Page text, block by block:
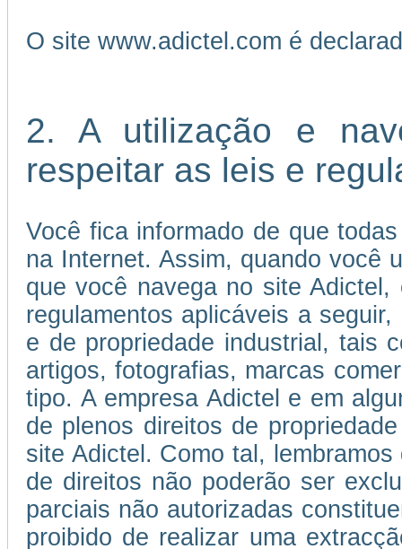
O site www.adictel.com é
2. A utilização e
respeitar as leis e
Você fica informado de que
na Internet. Assim, quando você
que você navega no site
regulamentos aplicáveis a
e de propriedade industrial, tais
artigos, fotografias, marcas
tipo. A empresa Adictel e em
de plenos direitos de
site Adictel. Como tal,
de direitos não poderão ser
parciais não autorizadas
proibido de realizar uma